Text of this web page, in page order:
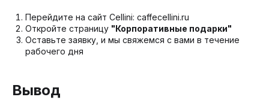
Перейдите на сайт Cellini: caffecellini.ru
Откройте страницу "Корпоративные подарки"
Оставьте заявку, и мы свяжемся с вами в течение
рабочего дня
Вывод